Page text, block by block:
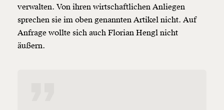
verwalten. Von ihren wirtschaftlichen Anliegen
sprechen sie im oben genannten Artikel nicht. Auf
Anfrage wollte sich auch Florian Hengl nicht
äußern.